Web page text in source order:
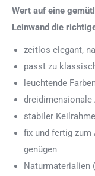
Wert auf eine
Leinwand die
zeitlos elegant,
passt zu
leuchtende
dreidimensionale
stabiler
fix und fertig zum
genügen
Naturmaterialien